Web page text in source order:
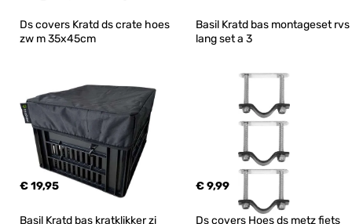
Ds covers Kratd ds crate hoes
zw m 35x45cm
€ 19,95
Basil Kratd bas montageset rvs
lang set a 3
€ 9,99
Basil Kratd bas kratklikker zi
Ds covers Hoes ds metz fiets